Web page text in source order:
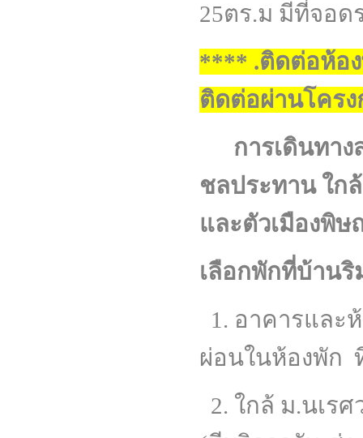
25ตร.ม มีที่จอด
**** .ติดต่อห้อ
ติดต่อผ่านโคร
การเดินทาง
ชลประทาน ใก
และตัวเมือ
เลือกพักที่บ้านริ
1. อาคารและ
ผ่อนในห้องพัก
2. ใกล้ ม.นเร